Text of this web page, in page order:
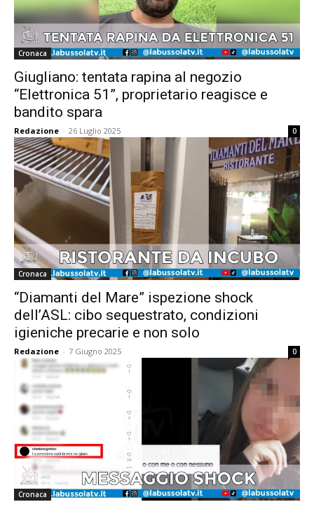
Cronaca
Giugliano: tentata rapina al negozio
“Elettronica 51”, proprietario reagisce e
bandito spara
Redazione - 26 Luglio 2025 0
Cronaca
“Diamanti del Mare” ispezione shock
dell’ASL: cibo sequestrato, condizioni
igieniche precarie e non solo
Redazione - 7 Giugno 2025 0
Cronaca